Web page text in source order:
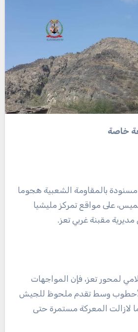
خاصة
بالمقاومة الشعبية هجوما
على مواقع تمركز مليشيا
مديرية مقبنة غربي تعز.
لمحور تعز، فإن المواجهات
وسط تقدم ملحوظ للجيش
لازالت المعركة مستمرة حتى